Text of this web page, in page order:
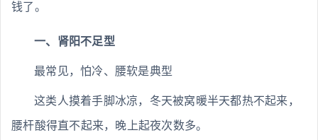
钱了。
一、肾阳不足型
最常见，怕冷、腰软是典型
这类人摸着手脚冰凉，冬天被窝暖半天都热不起来，
腰杆酸得直不起来，晚上起夜次数多。